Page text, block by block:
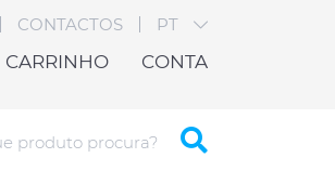
CONTACTOS PT
CARRINHO CONTA